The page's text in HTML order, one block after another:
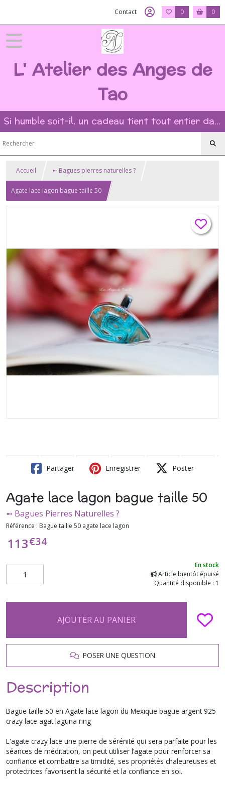
Contact 0 0
L' Atelier des Anges de
Tao
Si humble soit-il, un cadeau tient tout entier dans l'intention et la beauté du geste ?
Accueil ➻ Bagues pierres naturelles ?
Agate lace lagon bague taille 50
Partager Enregistrer Poster
Agate lace lagon bague taille 50
➻ Bagues Pierres Naturelles ?
Référence : Bague taille 50 agate lace lagon
113€34
En stock
Article bientôt épuisé
Quantité disponible : 1
AJOUTER AU PANIER
POSER UNE QUESTION
Description
Bague taille 50 en Agate lace lagon du Mexique bague argent 925
crazy lace agat laguna ring
L'agate crazy lace une pierre de sérénité qui sera parfaite pour les
séances de méditation, on peut utiliser l’agate pour renforcer sa
confiance et combattre sa timidité, ses propriétés chaleureuses et
protectrices favorisent la sécurité et la confiance en soi.